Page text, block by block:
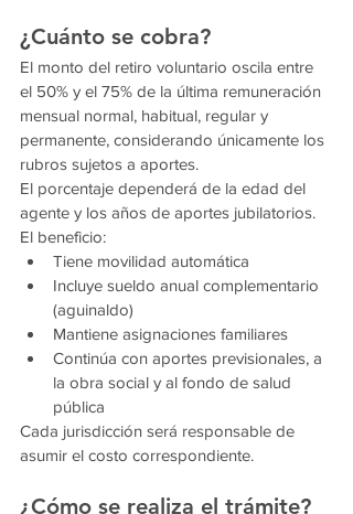
¿Cuánto se cobra?
El monto del retiro voluntario oscila entre
el 50% y el 75% de la última remuneración
mensual normal, habitual, regular y
permanente, considerando únicamente los
rubros sujetos a aportes.
El porcentaje dependerá de la edad del
agente y los años de aportes jubilatorios.
El beneficio:
Tiene movilidad automática
Incluye sueldo anual complementario
(aguinaldo)
Mantiene asignaciones familiares
Continúa con aportes previsionales, a
la obra social y al fondo de salud
pública
Cada jurisdicción será responsable de
asumir el costo correspondiente.
¿Cómo se realiza el trámite?